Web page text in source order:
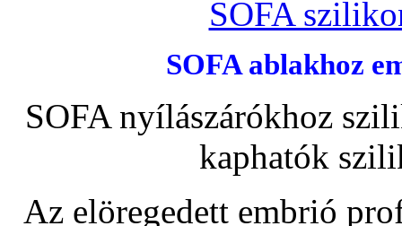
SOFA
SOFA ablakhoz
SOFA nyílászárókhoz
kaphatók
Az elöregedett embrió